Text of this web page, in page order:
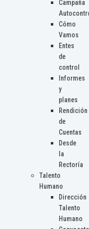
Campaña
Cómo
Vamos
Entes
de
control
Informes
y
planes
Rendición
de
Cuentas
Desde
la
Rectoría
Talento
Humano
Dirección
Talento
Humano